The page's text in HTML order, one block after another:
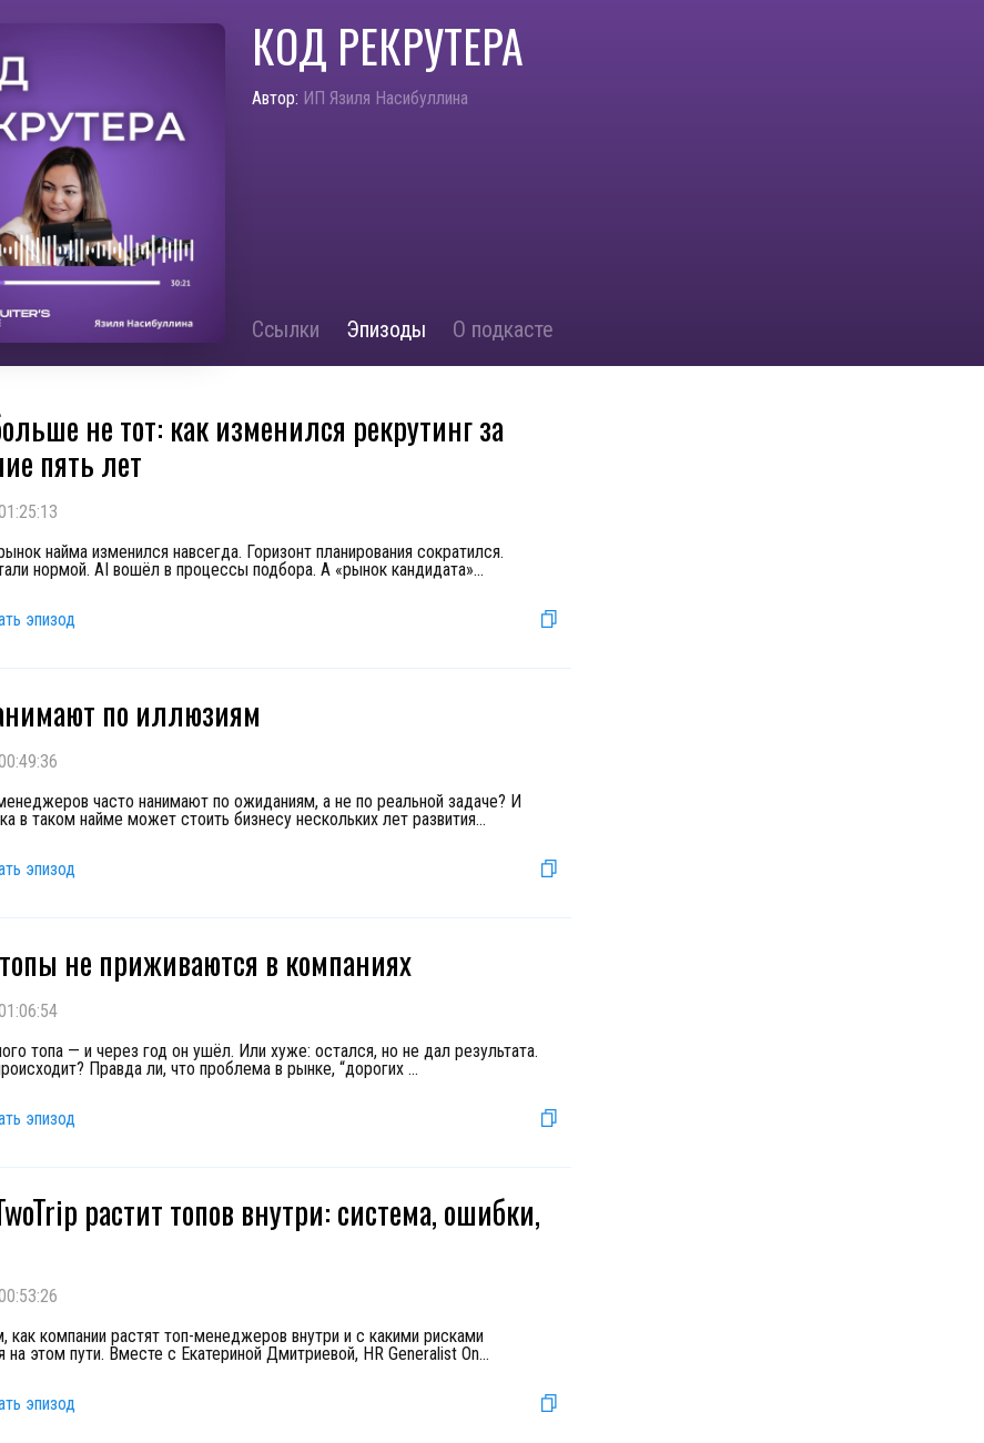
КОД РЕКРУТЕРА
Автор: ИП Язиля Насибуллина
Ссылки Эпизоды О подкасте
не тот: как изменился рекрутинг за
пять лет
найма изменился навсегда. Горизонт планирования сократился.
нормой. AI вошёл в процессы подбора. А «рынок кандидата»...
эпизод
по иллюзиям
часто нанимают по ожиданиям, а не по реальной задаче? И
в таком найме может стоить бизнесу нескольких лет развития...
эпизод
не приживаются в компаниях
топа — и через год он ушёл. Или хуже: остался, но не дал результата.
Правда ли, что проблема в рынке, “дорогих ...
эпизод
растит топов внутри: система, ошибки,
как компании растят топ-менеджеров внутри и с какими рисками
на этом пути. Вместе с Екатериной Дмитриевой, HR Generalist On...
эпизод